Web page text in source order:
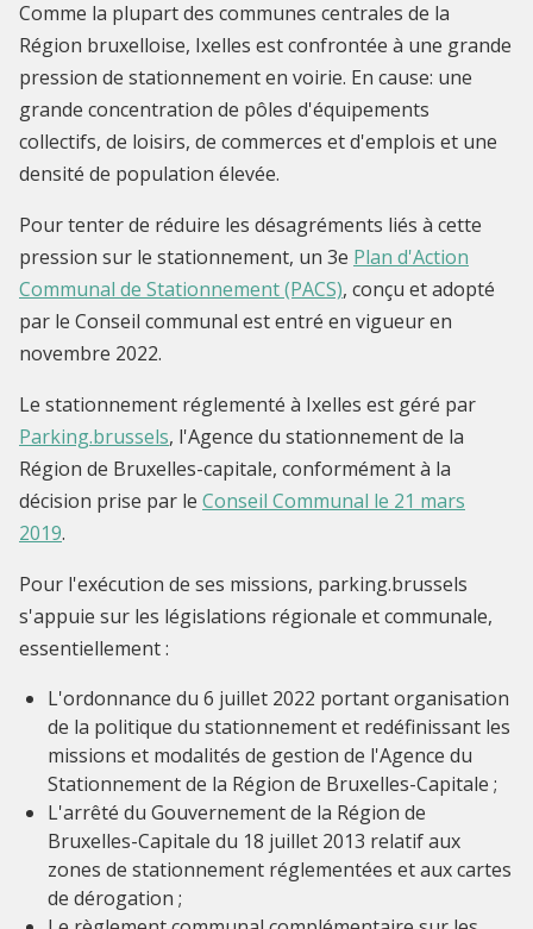
Comme la plupart des communes centrales de la
Région bruxelloise, Ixelles est confrontée à une grande
pression de stationnement en voirie. En cause: une
grande concentration de pôles d'équipements
collectifs, de loisirs, de commerces et d'emplois et une
densité de population élevée.
Pour tenter de réduire les désagréments liés à cette
pression sur le stationnement, un 3e Plan d'Action
Communal de Stationnement (PACS), conçu et adopté
par le Conseil communal est entré en vigueur en
novembre 2022.
Le stationnement réglementé à Ixelles est géré par
Parking.brussels, l'Agence du stationnement de la
Région de Bruxelles-capitale, conformément à la
décision prise par le Conseil Communal le 21 mars
2019.
Pour l'exécution de ses missions, parking.brussels
s'appuie sur les législations régionale et communale,
essentiellement :
L'ordonnance du 6 juillet 2022 portant organisation
de la politique du stationnement et redéfinissant les
missions et modalités de gestion de l'Agence du
Stationnement de la Région de Bruxelles-Capitale ;
L'arrêté du Gouvernement de la Région de
Bruxelles-Capitale du 18 juillet 2013 relatif aux
zones de stationnement réglementées et aux cartes
de dérogation ;